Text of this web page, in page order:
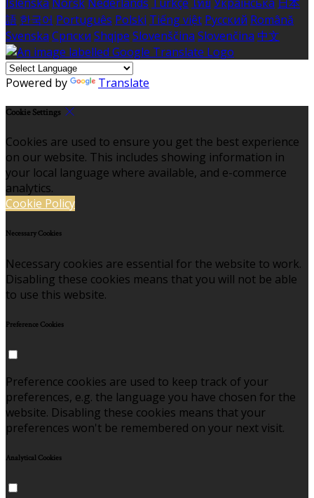
語 한국어 Português Polski Tiếng việt Русский Română
Svenska Српски Shqipe Slovenščina Slovenčina 中文
Powered by Translate
Cookie Settings
Cookies are used to ensure you get the best experience
on our website. This includes showing information in
your local language where available, and e-commerce
analytics.
Cookie Policy
Necessary Cookies
Necessary cookies are essential for the website to work.
Disabling these cookies means that you will not be able
to use this website.
Preference Cookies
Preference cookies are used to keep track of your
preferences, e.g. the language you have chosen for the
website. Disabling these cookies means that your
preferences won't be remembered on your next visit.
Analytical Cookies